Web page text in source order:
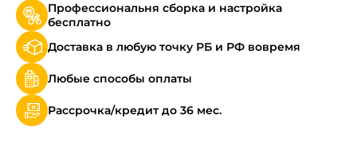
Профессиональня сборка и настройка
бесплатно
Доставка в любую точку РБ и РФ вовремя
Любые способы оплаты
Рассрочка/кредит до 36 мес.